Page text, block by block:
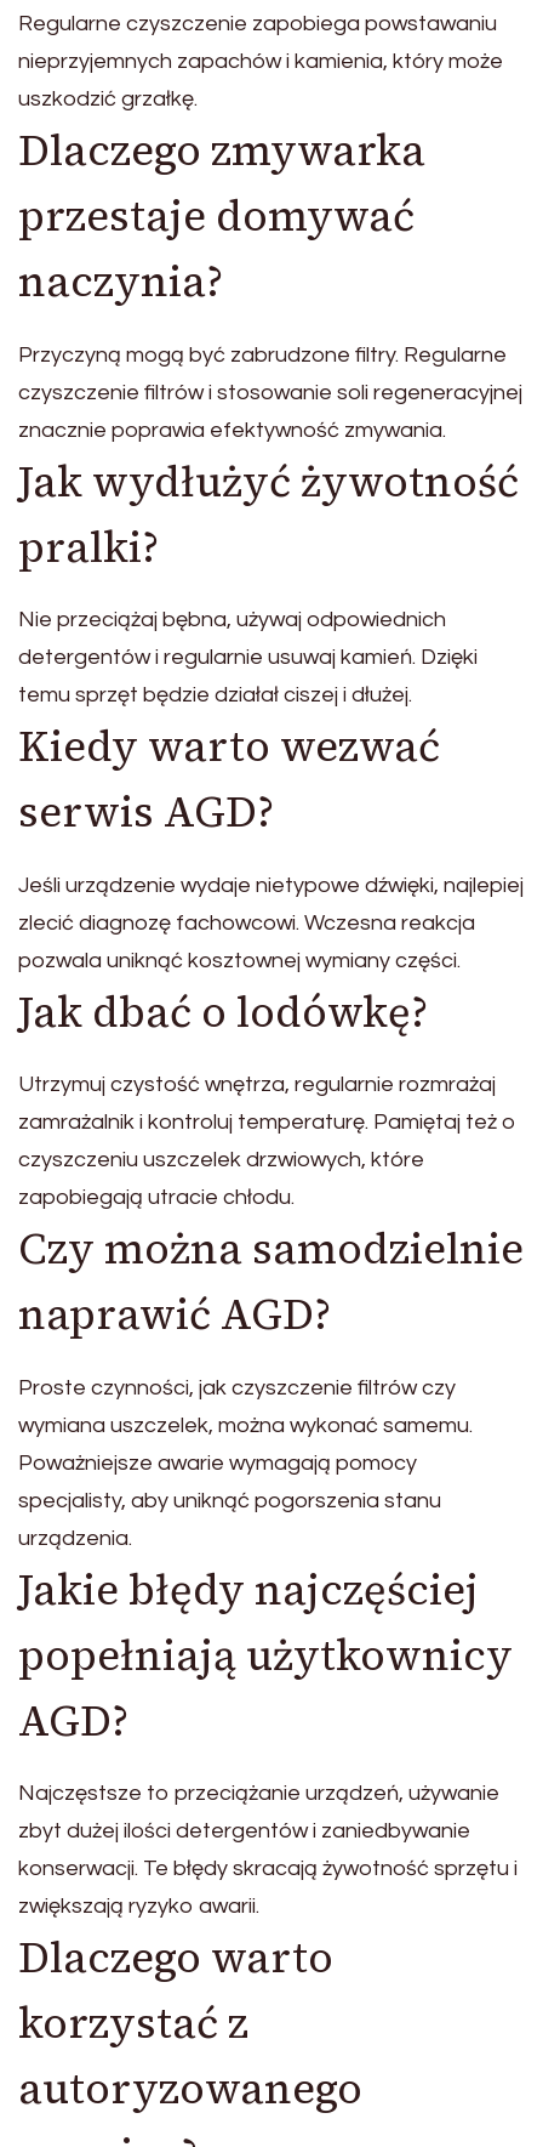
Regularne czyszczenie zapobiega powstawaniu
nieprzyjemnych zapachów i kamienia, który może
uszkodzić grzałkę.
Dlaczego zmywarka
przestaje domywać
naczynia?
Przyczyną mogą być zabrudzone filtry. Regularne
czyszczenie filtrów i stosowanie soli regeneracyjnej
znacznie poprawia efektywność zmywania.
Jak wydłużyć żywotność
pralki?
Nie przeciążaj bębna, używaj odpowiednich
detergentów i regularnie usuwaj kamień. Dzięki
temu sprzęt będzie działał ciszej i dłużej.
Kiedy warto wezwać
serwis AGD?
Jeśli urządzenie wydaje nietypowe dźwięki, najlepiej
zlecić diagnozę fachowcowi. Wczesna reakcja
pozwala uniknąć kosztownej wymiany części.
Jak dbać o lodówkę?
Utrzymuj czystość wnętrza, regularnie rozmrażaj
zamrażalnik i kontroluj temperaturę. Pamiętaj też o
czyszczeniu uszczelek drzwiowych, które
zapobiegają utracie chłodu.
Czy można samodzielnie
naprawić AGD?
Proste czynności, jak czyszczenie filtrów czy
wymiana uszczelek, można wykonać samemu.
Poważniejsze awarie wymagają pomocy
specjalisty, aby uniknąć pogorszenia stanu
urządzenia.
Jakie błędy najczęściej
popełniają użytkownicy
AGD?
Najczęstsze to przeciążanie urządzeń, używanie
zbyt dużej ilości detergentów i zaniedbywanie
konserwacji. Te błędy skracają żywotność sprzętu i
zwiększają ryzyko awarii.
Dlaczego warto
korzystać z
autoryzowanego